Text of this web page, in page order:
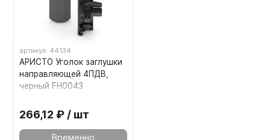
артикул: 44134
АРИСТО Уголок заглушки
направляющей 4ПДВ,
черный FH0043
266,12 ₽ / шт
Временно